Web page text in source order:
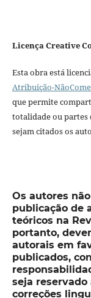
Licença Creative
Esta obra está
Atribuição-
que permite
totalidade ou partes
sejam citados os
Os autores
publicação de
teóricos na
portanto,
autorais em
publicados,
seja
correções